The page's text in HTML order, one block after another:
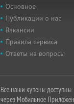
Основное
Публикации о нас
Вакансии
Правила сервиса
Ответы на вопросы
Все наши купоны доступны
через Мобильное